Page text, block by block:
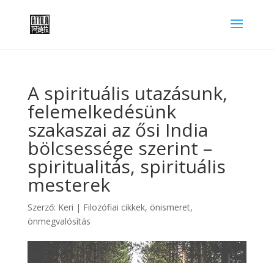
A spirituális utazásunk,
felemelkedésünk
szakaszai az ősi India
bölcsessége szerint –
spiritualitás, spirituális
mesterek
Szerző: Keri | Filozófiai cikkek, önismeret,
önmegvalósítás